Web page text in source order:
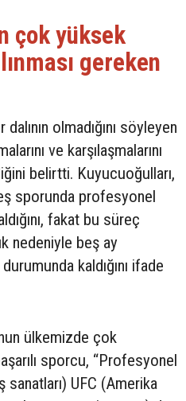
çok yüksek
gereken
olmadığını söyleyen
ve karşılaşmalarını
belirtti. Kuyucuoğulları,
sporunda profesyonel
fakat bu süreç
nedeniyle beş ay
kaldığını ifade
ülkemizde çok
sporcu, “Profesyonel
UFC (Amerika